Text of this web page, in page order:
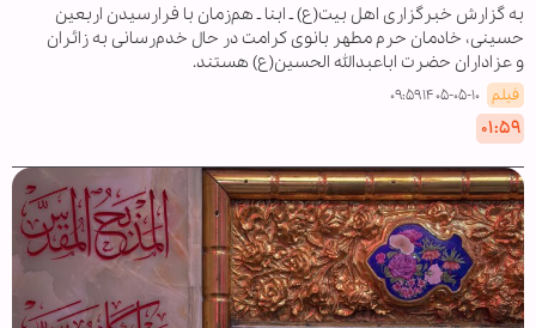
به گزارش خبرگزاری اهل بیت(ع) ـ ابنا ـ هم‌زمان با فرارسیدن اربعین
حسینی، خادمان حرم مطهر بانوی کرامت در حال خدم‌رسانی به زائران
و عزاداران حضرت اباعبدالله الحسین(ع) هستند.
فیلم ۱۴۰۵-۰۵-۱۰ ۰۹:۵۹
۰۱:۵۹